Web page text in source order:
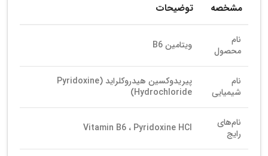
مشخصه توضیحات
نام
محصول
ویتامین B6
نام
شیمیایی
پیریدوکسین هیدروکلراید (Pyridoxine
Hydrochloride)
نام‌های
رایج
Vitamin B6 ، Pyridoxine HCl